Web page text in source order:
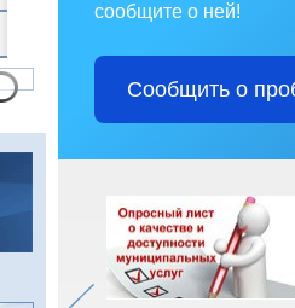
сообщите о ней!
Сообщить о